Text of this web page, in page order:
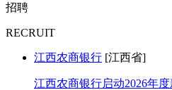
招聘
RECRUIT
江西农商银行 [江西省]
江西农商银行启动2026年